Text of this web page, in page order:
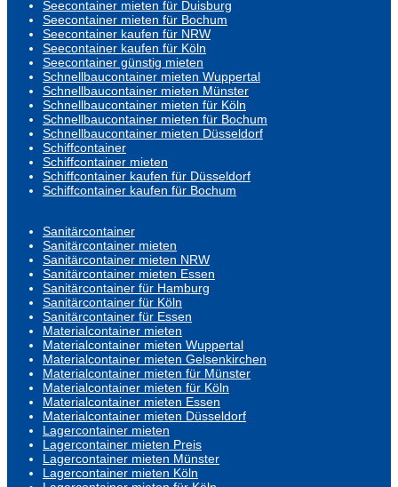
Seecontainer mieten für Duisburg
Seecontainer mieten für Bochum
Seecontainer kaufen für NRW
Seecontainer kaufen für Köln
Seecontainer günstig mieten
Schnellbaucontainer mieten Wuppertal
Schnellbaucontainer mieten Münster
Schnellbaucontainer mieten für Köln
Schnellbaucontainer mieten für Bochum
Schnellbaucontainer mieten Düsseldorf
Schiffcontainer
Schiffcontainer mieten
Schiffcontainer kaufen für Düsseldorf
Schiffcontainer kaufen für Bochum
Sanitärcontainer
Sanitärcontainer mieten
Sanitärcontainer mieten NRW
Sanitärcontainer mieten Essen
Sanitärcontainer für Hamburg
Sanitärcontainer für Köln
Sanitärcontainer für Essen
Materialcontainer mieten
Materialcontainer mieten Wuppertal
Materialcontainer mieten Gelsenkirchen
Materialcontainer mieten für Münster
Materialcontainer mieten für Köln
Materialcontainer mieten Essen
Materialcontainer mieten Düsseldorf
Lagercontainer mieten
Lagercontainer mieten Preis
Lagercontainer mieten Münster
Lagercontainer mieten Köln